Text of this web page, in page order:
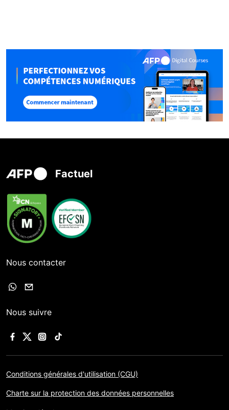
Factuel
Nous contacter
Nous suivre
Conditions générales d'utilisation (CGU)
Charte sur la protection des données personnelles